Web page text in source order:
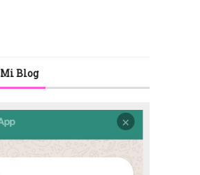
Mi Blog